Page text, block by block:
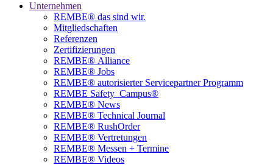
Unternehmen
REMBE® das sind wir.
Mitgliedschaften
Referenzen
Zertifizierungen
REMBE® Alliance
REMBE® Jobs
REMBE® autorisierter­­ Servicepartner Programm
REMBE Safety_Campus®
REMBE® News
REMBE® Technical Journal
REMBE® RushOrder
REMBE® Vertretungen
REMBE® Messen + Termine
REMBE® Videos